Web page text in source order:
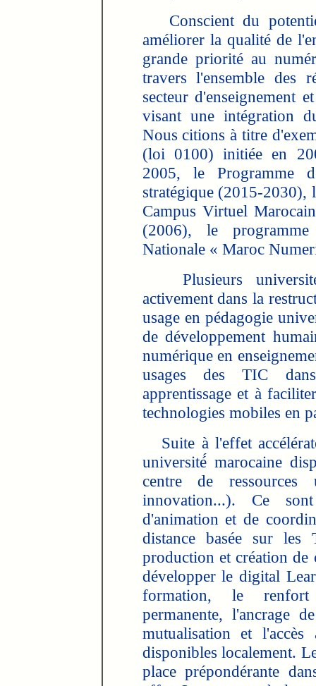
Conscient du
améliorer la qualité de
grande priorité au
travers l'ensemble des
secteur d'enseignement
visant une intégration
Nous citions à titre
(loi 0100) initiée en
2005, le Programme
stratégique (2015-2030),
Campus Virtuel
(2006), le
Nationale « Maroc
Plusieurs
activement dans la
usage en pédagogie
de développement
numérique en
usages des TIC
apprentissage et à
technologies mobiles en
Suite à l'effet
université́ marocaine
centre de ressources
innovation...). Ce
d'animation et de
distance basée sur
production et création de
développer le digital
formation, le renfort
permanente, l'ancrage
mutualisation et
disponibles localement.
place prépondérante